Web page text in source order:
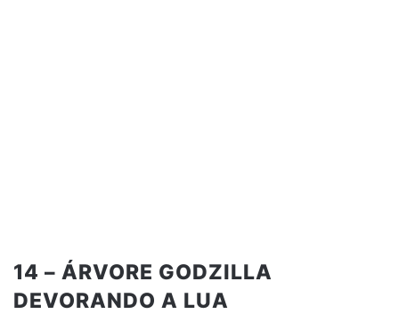
14 – ÁRVORE GODZILLA
DEVORANDO A LUA